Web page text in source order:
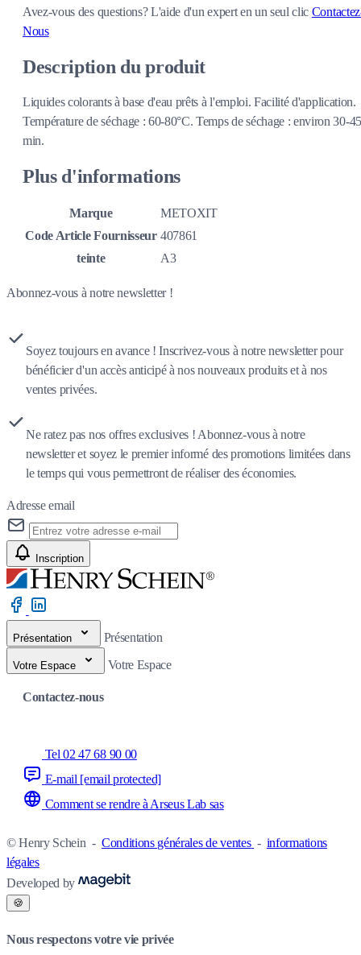
Avez-vous des questions?L'aide d'un expert en un seul clic
Nous
Description du produit
Liquides colorants à base d'eau prêts à l'emploi. Facilité d'application.
Température de séchage : 60-80°C. Temps de séchage : environ 30-45
min.
Plus d'informations
Marque
METOXIT
Code Article Fournisseur 407861
teinte
A3
Abonnez-vous à notre newsletter !
Soyez toujours en avance ! Inscrivez-vous à notre newsletter pour
bénéficier d'un accès anticipé à nos nouveaux produits et à nos
ventes privées.
Ne ratez pas nos offres exclusives ! Abonnez-vous à notre
newsletter et soyez le premier informé des promotions limitées dans
le temps qui vous permettront de réaliser des économies.
Adresse email
Inscription
Présentation Présentation
Votre Espace Votre Espace
Contactez-nous
Tel 02 47 68 90 00
E-mail [email protected]
Comment se rendre à Arseus Lab sas
© Henry Schein - Conditions générales de ventes - informations
légales
Developed by
🍪
Nous respectons votre vie privée